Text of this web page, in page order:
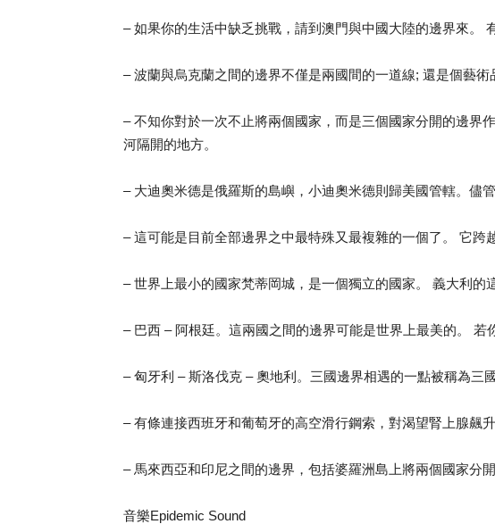
– 如果你的生活中缺乏挑戰，請到澳門與中國大陸的邊界來。
– 波蘭與烏克蘭之間的邊界不僅是兩國間的一道線; 還是個藝
– 不知你對於一次不止將兩個國家，而是三個國家分開的邊界
河隔開的地方。
– 大迪奧米德是俄羅斯的島嶼，小迪奧米德則歸美國管轄。儘
– 這可能是目前全部邊界之中最特殊又最複雜的一個了。 它跨
– 世界上最小的國家梵蒂岡城，是一個獨立的國家。 義大利的
– 巴西 – 阿根廷。這兩國之間的邊界可能是世界上最美的。
– 匈牙利 – 斯洛伐克 – 奧地利。三國邊界相遇的一點被稱為三
– 有條連接西班牙和葡萄牙的高空滑行鋼索，對渴望腎上腺飆
– 馬來西亞和印尼之間的邊界，包括婆羅洲島上將兩個國家分
音樂Epidemic Sound